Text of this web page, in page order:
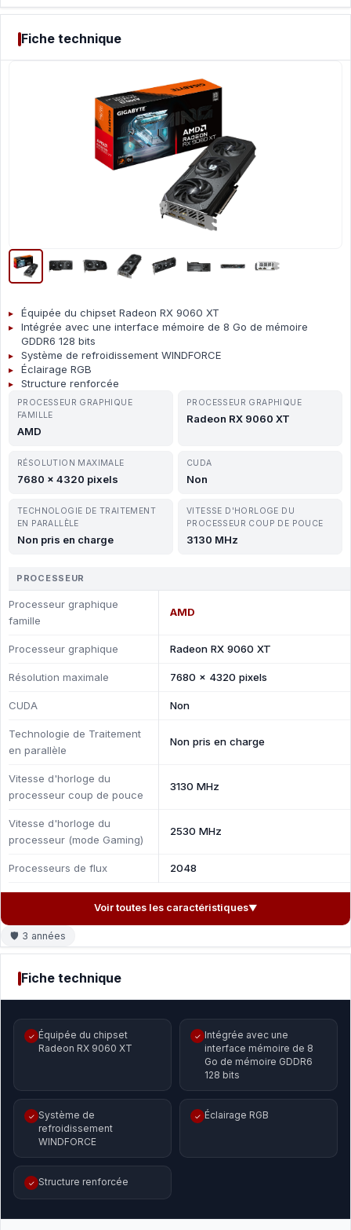
Fiche technique
Équipée du chipset Radeon RX 9060 XT
Intégrée avec une interface mémoire de 8 Go de mémoire
GDDR6 128 bits
Système de refroidissement WINDFORCE
Éclairage RGB
Structure renforcée
PROCESSEUR GRAPHIQUE
FAMILLE
AMD
PROCESSEUR GRAPHIQUE
Radeon RX 9060 XT
RÉSOLUTION MAXIMALE
7680 x 4320 pixels
CUDA
Non
TECHNOLOGIE DE TRAITEMENT
EN PARALLÈLE
Non pris en charge
VITESSE D'HORLOGE DU
PROCESSEUR COUP DE POUCE
3130 MHz
PROCESSEUR
Processeur graphique
famille
AMD
Processeur graphique Radeon RX 9060 XT
Résolution maximale 7680 x 4320 pixels
CUDA Non
Technologie de Traitement
en parallèle
Non pris en charge
Vitesse d'horloge du
processeur coup de pouce
3130 MHz
Vitesse d'horloge du
processeur (mode Gaming)
2530 MHz
Processeurs de flux 2048
Voir toutes les caractéristiques▼
🛡 3 années
Fiche technique
✓ Équipée du chipset
Radeon RX 9060 XT
✓ Intégrée avec une
interface mémoire de 8
Go de mémoire GDDR6
128 bits
✓ Système de
refroidissement
WINDFORCE
✓ Éclairage RGB
✓ Structure renforcée